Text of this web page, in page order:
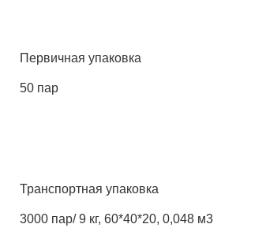
Первичная упаковка
50 пар
Транспортная упаковка
3000 пар/ 9 кг, 60*40*20, 0,048 м3